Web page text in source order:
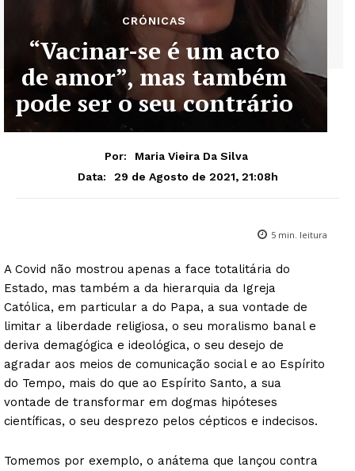
CRÓNICAS
“Vacinar-se é um acto
de amor”, mas também
pode ser o seu contrário
Por:
Maria Vieira Da Silva
Data:
29 de Agosto de 2021, 21:08h
5 min. leitura
A Covid não mostrou apenas a face totalitária do
Estado, mas também a da hierarquia da Igreja
Católica, em particular a do Papa, a sua vontade de
limitar a liberdade religiosa, o seu moralismo banal e
deriva demagógica e ideológica, o seu desejo de
agradar aos meios de comunicação social e ao Espírito
do Tempo, mais do que ao Espírito Santo, a sua
vontade de transformar em dogmas hipóteses
científicas, o seu desprezo pelos cépticos e indecisos.
Tomemos por exemplo, o anátema que lançou contra